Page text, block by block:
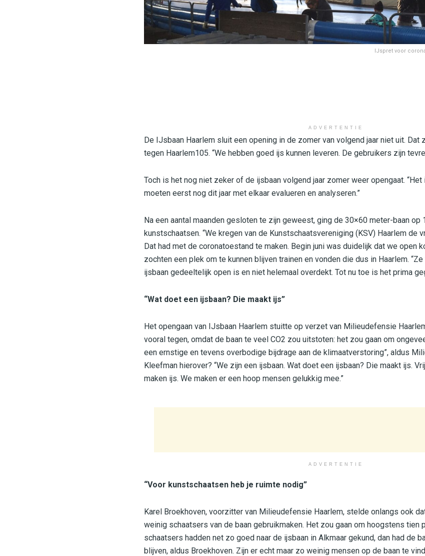
IJspret voor
ADVERTENTIE
De IJsbaan Haarlem sluit een opening in de zomer van volgend jaar niet uit. Dat
tegen Haarlem105. “We hebben goed ijs kunnen leveren. De gebruikers zijn
Toch is het nog niet zeker of de ijsbaan volgend jaar zomer weer opengaat.
moeten eerst nog dit jaar met elkaar evalueren en analyseren.”
Na een aantal maanden gesloten te zijn geweest, ging de 30×60 meter-baan op
kunstschaatsen. “We kregen van de Kunstschaatsvereniging (KSV) Haarlem de
Dat had met de coronatoestand te maken. Begin juni was duidelijk dat we open
zochten een plek om te kunnen blijven trainen en vonden die dus in Haarlem.
ijsbaan gedeeltelijk open is en niet helemaal overdekt. Tot nu toe is het prima
“Wat doet een ijsbaan? Die maakt ijs”
Het opengaan van IJsbaan Haarlem stuitte op verzet van Milieudefensie
vooral tegen, omdat de baan te veel CO2 zou uitstoten: het zou gaan om
een ernstige en tevens overbodige bijdrage aan de klimaatverstoring”, aldus
Kleefman hierover? “We zijn een ijsbaan. Wat doet een ijsbaan? Die maakt ijs.
maken ijs. We maken er een hoop mensen gelukkig mee.”
ADVERTENTIE
“Voor kunstschaatsen heb je ruimte nodig”
Karel Broekhoven, voorzitter van Milieudefensie Haarlem, stelde onlangs ook
weinig schaatsers van de baan gebruikmaken. Het zou gaan om hoogstens tien
schaatsers hadden net zo goed naar de ijsbaan in Alkmaar gekund, dan had de
blijven, aldus Broekhoven. Zijn er echt maar zo weinig mensen op de baan te